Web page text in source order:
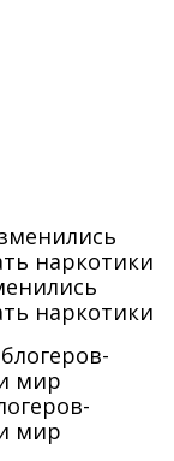
наркотики
мир